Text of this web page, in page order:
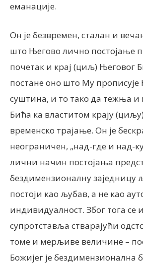
еманације.
Он је безвремен, сталан и
што Његово лично постојање
почетак и крај (циљ) Његовог
постане оно што Му прописује
суштина, и то тако да тежња и
Бића ка властитом крају
временско трајање. Он је
неограничен, „над-где и над-
лични начин постојања
бездимензионалну заједницу
постоји као љубав, а не као
индивидуалност. Због тога се
супротставља стварајући
томе и мерљиве величине –
Божијег је бездимензионална